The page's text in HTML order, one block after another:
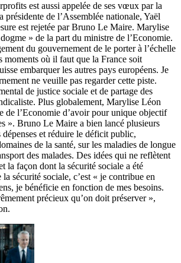
est aussi appelée de ses vœux par la
de l’Assemblée nationale, Yaël
est rejetée par Bruno Le Maire. Marylise
» de la part du ministre de l’Economie.
du gouvernement de le porter à l’échelle
moments où il faut que la France soit
embarquer les autres pays européens. Je
ne veuille pas regarder cette piste.
de justice sociale et de partage des
Plus globalement, Marylise Léon
de l’Economie d’avoir pour unique objectif
». Bruno Le Maire a bien lancé plusieurs
dépenses et réduire le déficit public,
de la santé, sur les maladies de longue
des malades. Des idées qui ne reflètent
la façon dont la sécurité sociale a été
sécurité sociale, c’est « je contribue en
je bénéficie en fonction de mes besoins.
précieux qu’on doit préserver »,